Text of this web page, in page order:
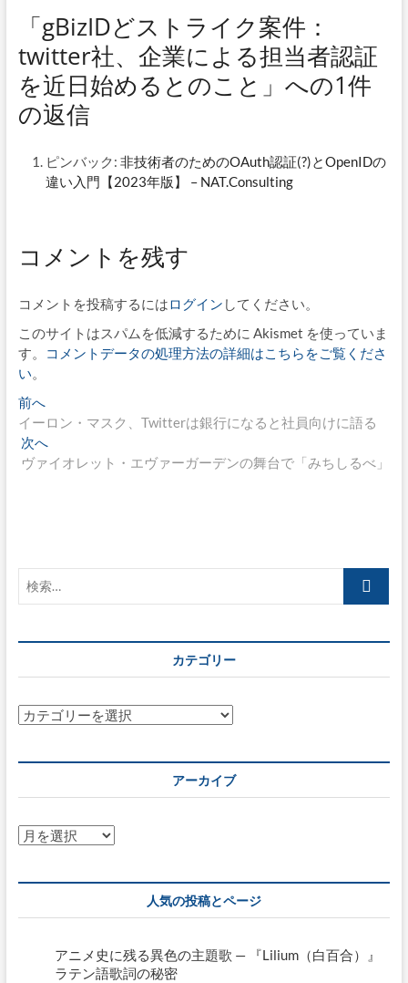
「gBizIDどストライク案件：
twitter社、企業による担当者認証
を近日始めるとのこと」への1件
の返信
ピンバック: 非技術者のためのOAuth認証(?)とOpenIDの
違い入門【2023年版】 – NAT.Consulting
コメントを残す
コメントを投稿するにはログイン してください。
このサイトはスパムを低減するために Akismet を使っていま
す。
コメントデータの処理方法の詳細はこちらをご覧くださ
い。
投
稿
ナ
シ
ョ
ン
前へ過
去
の
投
イーロン・マスク、Twitterは銀行になると社員向けに語る
次へ
の
ヴァイオレット・エヴァーガーデンの舞台で「みちしるべ」
索…
カテゴリー
カ
ー
アーカイブ
ア
ブ
人気の投稿とページ
アニメ史に残る異色の主題歌 — 『Lilium（白百合）』
ラテン語歌詞の秘密